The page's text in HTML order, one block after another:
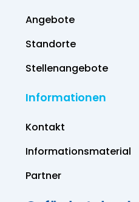
Angebote
Standorte
Stellenangebote
Informationen
Kontakt
Informations­material
Partner